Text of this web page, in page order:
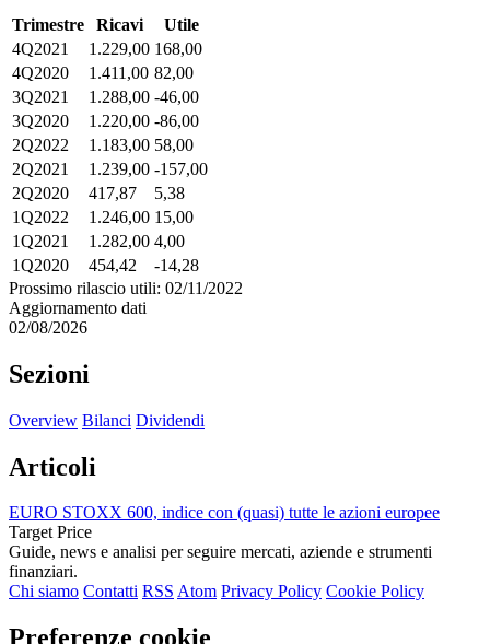
Trimestre Ricavi
Utile
4Q2021
1.229,00 168,00
4Q2020
1.411,00 82,00
3Q2021
1.288,00 -46,00
3Q2020
1.220,00 -86,00
2Q2022
1.183,00 58,00
2Q2021
1.239,00 -157,00
2Q2020
417,87
5,38
1Q2022
1.246,00 15,00
1Q2021
1.282,00 4,00
1Q2020
454,42
-14,28
Prossimo rilascio utili: 02/11/2022
Aggiornamento dati
02/08/2026
Sezioni
Overview Bilanci Dividendi
Articoli
EURO STOXX 600, indice con (quasi) tutte le azioni europee
Target Price
Guide, news e analisi per seguire mercati, aziende e strumenti
finanziari.
Chi siamo Contatti RSS Atom Privacy Policy Cookie Policy
Preferenze cookie